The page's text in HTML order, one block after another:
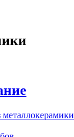
металлокерамики